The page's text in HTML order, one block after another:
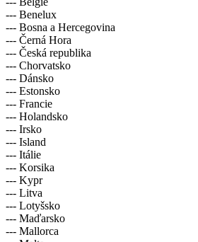
--- Benelux
--- Bosna a Hercegovina
--- Černá Hora
--- Česká republika
--- Chorvatsko
--- Dánsko
--- Estonsko
--- Francie
--- Holandsko
--- Irsko
--- Island
--- Itálie
--- Korsika
--- Kypr
--- Litva
--- Lotyšsko
--- Maďarsko
--- Mallorca